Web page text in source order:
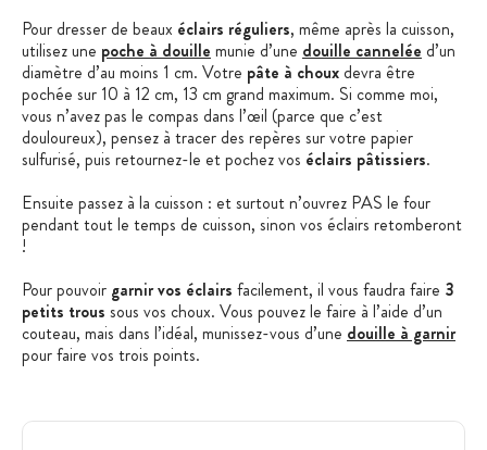
Pour dresser de beaux éclairs réguliers, même après la cuisson,
utilisez une poche à douille munie d’une douille cannelée d’un
diamètre d’au moins 1 cm. Votre pâte à choux devra être
pochée sur 10 à 12 cm, 13 cm grand maximum. Si comme moi,
vous n’avez pas le compas dans l’œil (parce que c’est
douloureux), pensez à tracer des repères sur votre papier
sulfurisé, puis retournez-le et pochez vos éclairs pâtissiers.
Ensuite passez à la cuisson : et surtout n’ouvrez PAS le four
pendant tout le temps de cuisson, sinon vos éclairs retomberont
!
Pour pouvoir garnir vos éclairs facilement, il vous faudra faire 3
petits trous sous vos choux. Vous pouvez le faire à l’aide d’un
couteau, mais dans l’idéal, munissez-vous d’une douille à garnir
pour faire vos trois points.